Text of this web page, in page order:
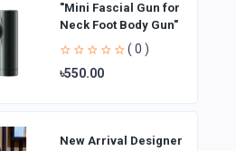
"Mini Fascial Gun for
Neck Foot Body Gun"
( 0 )
৳550.00
New Arrival Designer